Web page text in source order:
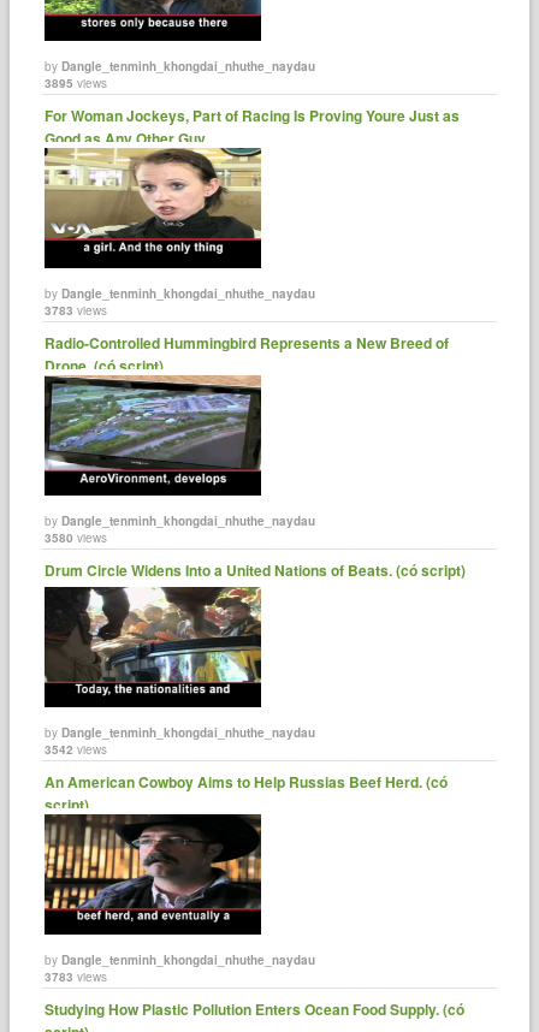
byDangle_tenminh_khongdai_nhuthe_naydau
3895 views
For Woman Jockeys, Part of Racing Is Proving Youre Just as
Good as Any Other Guy.......
byDangle_tenminh_khongdai_nhuthe_naydau
3783 views
Radio-Controlled Hummingbird Represents a New Breed of
Drone. (có script)
byDangle_tenminh_khongdai_nhuthe_naydau
3580 views
Drum Circle Widens Into a United Nations of Beats. (có script)
byDangle_tenminh_khongdai_nhuthe_naydau
3542 views
An American Cowboy Aims to Help Russias Beef Herd. (có
script)
byDangle_tenminh_khongdai_nhuthe_naydau
3783 views
Studying How Plastic Pollution Enters Ocean Food Supply. (có